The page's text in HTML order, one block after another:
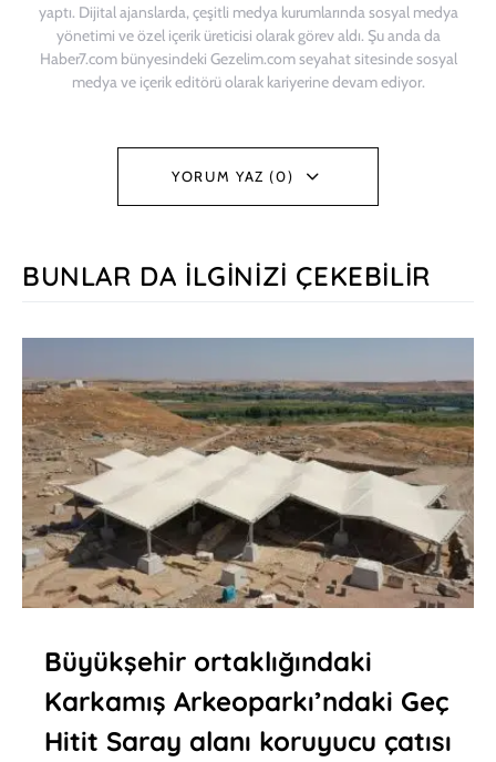
yaptı. Dijital ajanslarda, çeşitli medya kurumlarında sosyal medya
yönetimi ve özel içerik üreticisi olarak görev aldı. Şu anda da
Haber7.com bünyesindeki Gezelim.com seyahat sitesinde sosyal
medya ve içerik editörü olarak kariyerine devam ediyor.
YORUM YAZ (0)
BUNLAR DA İLGINIZI ÇEKEBILIR
Büyükşehir ortaklığındaki
Karkamış Arkeoparkı’ndaki Geç
Hitit Saray alanı koruyucu çatısı